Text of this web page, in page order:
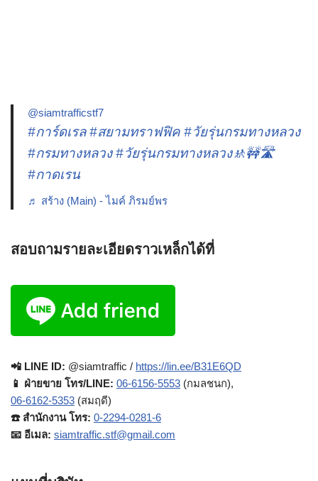
@siamtrafficstf7
#การ์ดเรล #สยามทราฟฟิค #วัยรุ่นกรมทางหลวง
#กรมทางหลวง #วัยรุ่นกรมทางหลวง🚸🚧🛣️
#กาดเรน
♬ สร้าง (Main) - ไมค์ ภิรมย์พร
สอบถามรายละเอียดราวเหล็กได้ที่
📲 LINE ID: @siamtraffic / https://lin.ee/B31E6QD
📱 ฝ่ายขาย โทร/LINE: 06-6156-5553 (กมลชนก),
06-6162-5353 (สมฤดี)
☎️ สำนักงาน โทร: 0-2294-0281-6
📧 อีเมล: siamtraffic.stf@gmail.com